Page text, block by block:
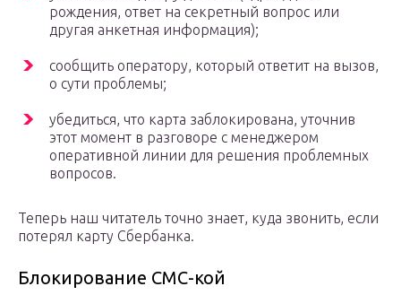
рождения, ответ на секретный вопрос или
другая анкетная информация);
сообщить оператору, который ответит на вызов,
о сути проблемы;
убедиться, что карта заблокирована, уточнив
этот момент в разговоре с менеджером
оперативной линии для решения проблемных
вопросов.
Теперь наш читатель точно знает, куда звонить, если
потерял карту Сбербанка.
Блокирование СМС-кой